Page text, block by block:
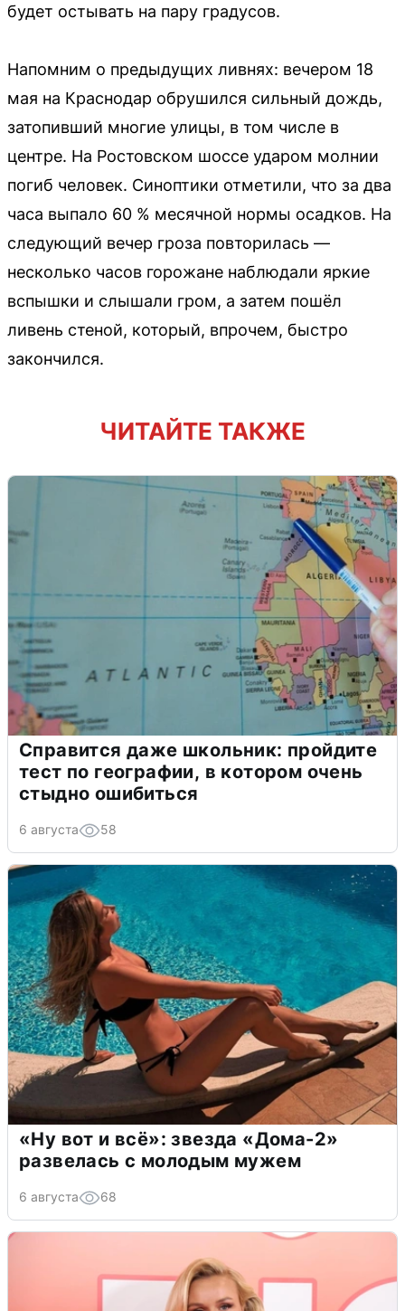
будет остывать на пару градусов.
Напомним о предыдущих ливнях: вечером 18
мая на Краснодар обрушился сильный дождь,
затопивший многие улицы, в том числе в
центре. На Ростовском шоссе ударом молнии
погиб человек. Синоптики отметили, что за два
часа выпало 60 % месячной нормы осадков. На
следующий вечер гроза повторилась —
несколько часов горожане наблюдали яркие
вспышки и слышали гром, а затем пошёл
ливень стеной, который, впрочем, быстро
закончился.
ЧИТАЙТЕ ТАКЖЕ
Справится даже школьник: пройдите
тест по географии, в котором очень
стыдно ошибиться
6 августа 58
«Ну вот и всё»: звезда «Дома-2»
развелась с молодым мужем
6 августа 68